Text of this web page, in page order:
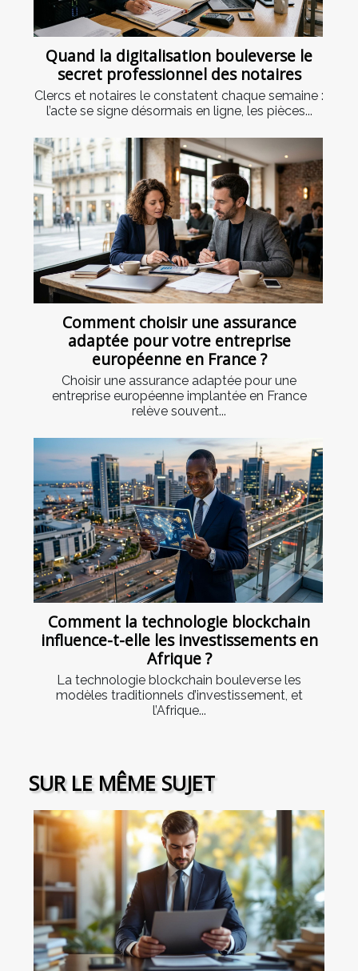
Quand la digitalisation bouleverse le
secret professionnel des notaires
Clercs et notaires le constatent chaque semaine :
l’acte se signe désormais en ligne, les pièces...
Comment choisir une assurance
adaptée pour votre entreprise
européenne en France ?
Choisir une assurance adaptée pour une
entreprise européenne implantée en France
relève souvent...
Comment la technologie blockchain
influence-t-elle les investissements en
Afrique ?
La technologie blockchain bouleverse les
modèles traditionnels d’investissement, et
l’Afrique...
SUR LE MÊME SUJET